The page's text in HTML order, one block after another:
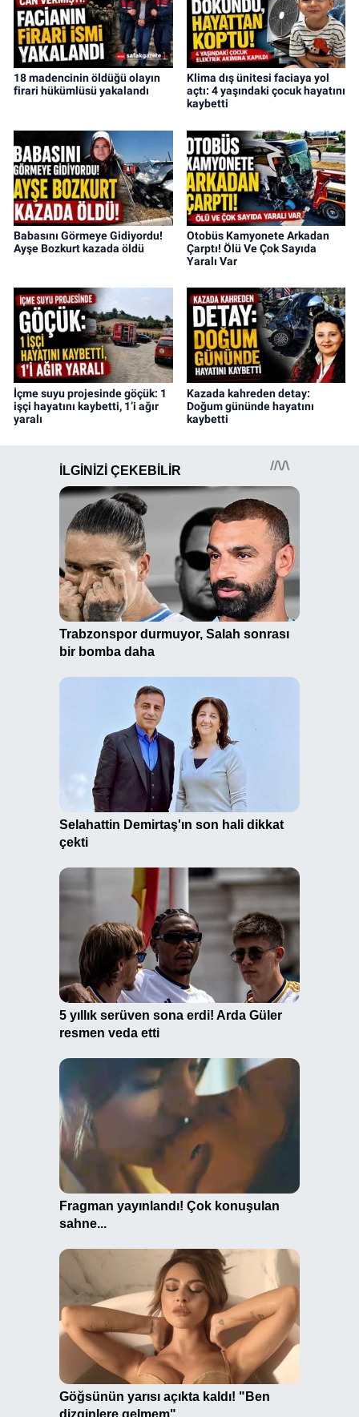
18 madencinin öldüğü olayın
firari hükümlüsü yakalandı
Klima dış ünitesi faciaya yol
açtı: 4 yaşındaki çocuk hayatını
kaybetti
Babasını Görmeye Gidiyordu!
Ayşe Bozkurt kazada öldü
Otobüs Kamyonete Arkadan
Çarptı! Ölü Ve Çok Sayıda
Yaralı Var
İçme suyu projesinde göçük: 1
işçi hayatını kaybetti, 1’i ağır
yaralı
Kazada kahreden detay:
Doğum gününde hayatını
kaybetti